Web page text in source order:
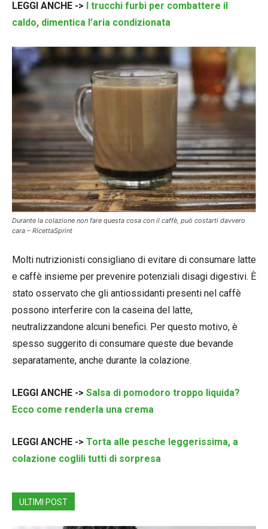
LEGGI ANCHE ->
I trucchi furbi per combattere il
caldo, dimentica l’aria condizionata
Durante la colazione non fare questa cosa con il caffè, può costarti davvero
cara – RicettaSprint
Molti nutrizionisti consigliano di evitare di consumare latte
e caffè insieme per prevenire potenziali disagi digestivi. È
stato osservato che gli antiossidanti presenti nel caffè
possono interferire con la caseina del latte,
neutralizzandone alcuni benefici. Per questo motivo, è
spesso suggerito di consumare queste due bevande
separatamente, anche durante la colazione.
LEGGI ANCHE -> Salsa di pomodoro troppo liquida?
Ecco come renderla una crema
LEGGI ANCHE -> Torta alle pesche leggerissima, a
colazione coglili tutti di sorpresa
ULTIMI POST